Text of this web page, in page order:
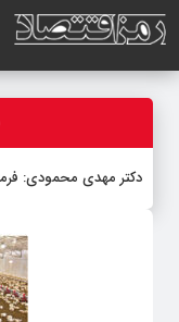
دکتر مهدى محمودى: